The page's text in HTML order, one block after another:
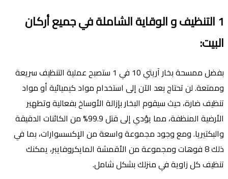
1التنظيف و الوقاية الشاملة في جميع أركان
البيت:
بفضل ممسحة بخار آريتي 10 في 1 ستصبح عملية التنظيف سريعة
وممتعة. لن تحتاج بعد الآن إلى استخدام مواد كيميائية أو مواد
تنظيف ضارة، حيث سيقوم البخار بإزالة الأوساخ بفعالية وتطهير
الأرضية المنظفة، مما يؤدي إلى قتل 99.9% من الكائنات الدقيقة
والبكتيريا. ومع وجود مجموعة واسعة من الإكسسوارات، بما في
ذلك 8 فوهات ومجموعة من الأقمشة المايكروفايبر، يمكنك
تنظيف كل زاوية في منزلك بشكل شامل.